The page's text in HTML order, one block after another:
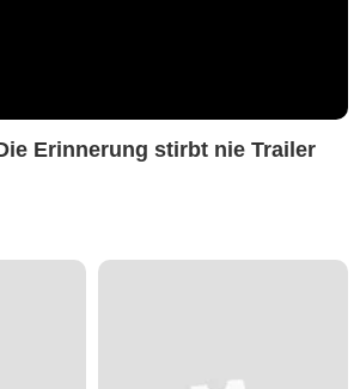
Erinnerung stirbt nie Trailer